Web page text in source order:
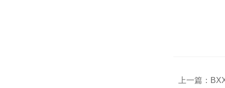
上一篇：